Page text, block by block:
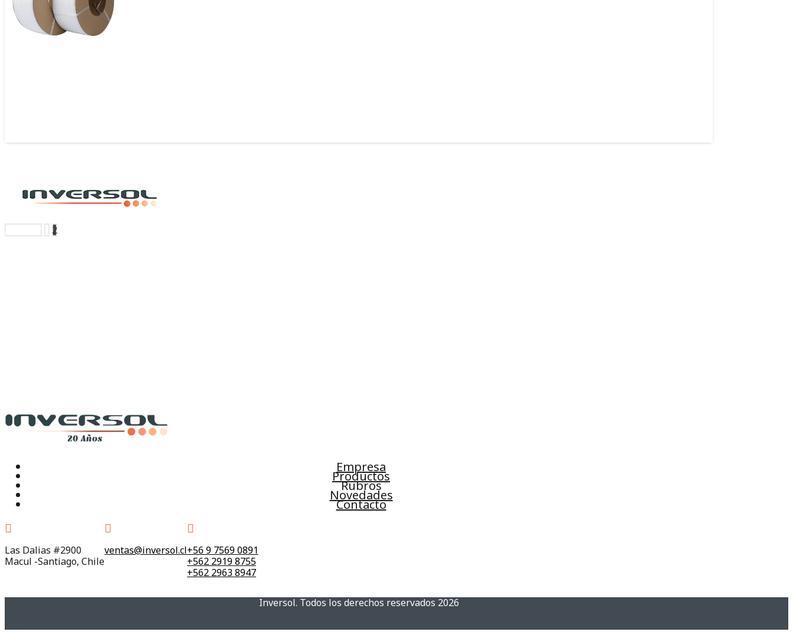
2
Empresa
Productos
Rubros
Novedades
Contacto
Las Dalias #2900
Macul -Santiago, Chile
ventas@inversol.cl+56 9 7569 0891
+562 2919 8755
+562 2963 8947
Inversol. Todos los derechos reservados 2026